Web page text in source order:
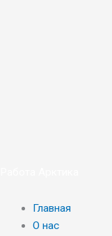
Главная
О нас